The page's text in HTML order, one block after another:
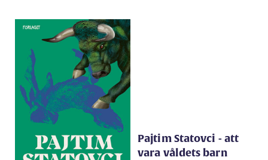
Pajtim Statovci - att
vara våldets barn